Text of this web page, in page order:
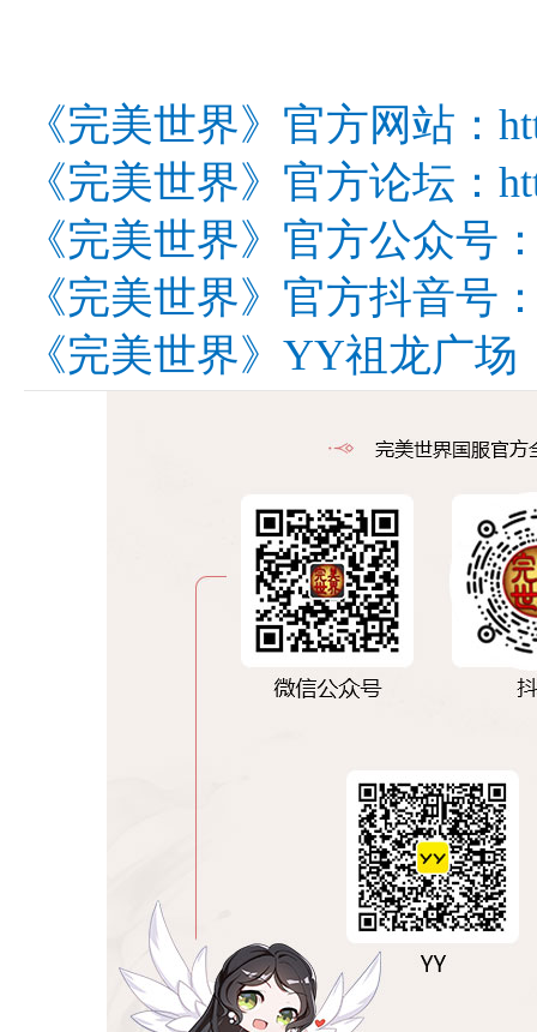
《完美世界》官方网站：
《完美世界》官方论坛：
《完美世界》官方公众号
《完美世界》官方抖音号
《完美世界》YY祖龙广场